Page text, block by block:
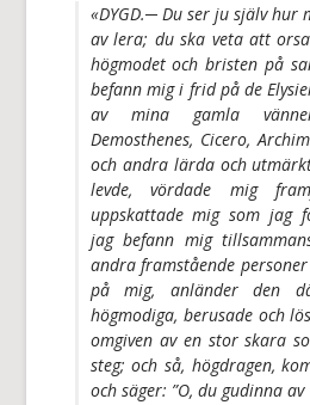
«DYGD.─ Du ser ju själv
av lera; du ska veta att
högmodet och bristen på
befann mig i frid på de
av mina gamla
Demosthenes, Cicero,
och andra lärda och
levde, vördade mig
uppskattade mig som jag
jag befann mig
andra framstående
på mig, anländer den
högmodiga, berusade och
omgiven av en stor skara
steg; och så, högdragen,
och säger: ”O, du gudinna